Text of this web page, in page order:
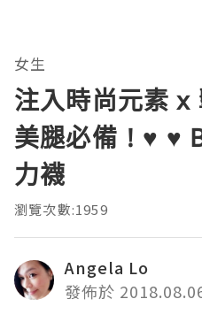
女生
注入時尚元素 x
美腿必備 ! ♥ ♥
力襪
瀏覽次數:1959
Angela Lo
發佈於